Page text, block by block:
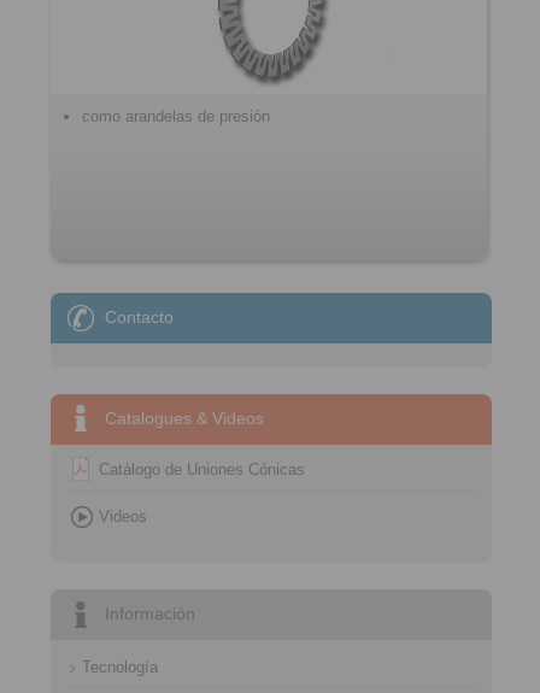
como arandelas de presión
Contacto
Catalogues & Videos
Catálogo de Uniones Cónicas
Videos
Información
Tecnología